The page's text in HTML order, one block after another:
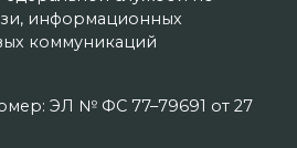
информационных
коммуникаций
ЭЛ № ФС 77–79691 от 27